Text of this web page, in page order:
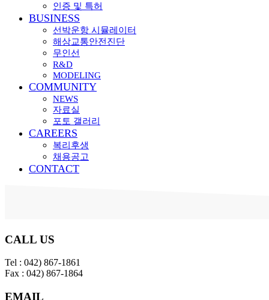
인증 및 특허
BUSINESS
선박운항 시뮬레이터
해상교통안전진단
무인선
R&D
MODELING
COMMUNITY
NEWS
자료실
포토 갤러리
CAREERS
복리후생
채용공고
CONTACT
CALL US
Tel : 042) 867-1861
Fax : 042) 867-1864
EMAIL